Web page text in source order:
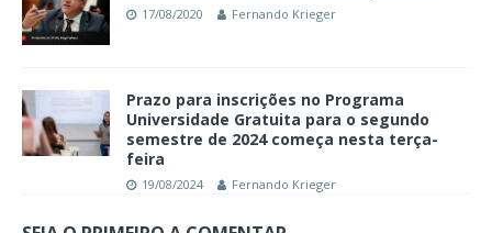
17/08/2020 Fernando Krieger
Prazo para inscrições no Programa
Universidade Gratuita para o segundo
semestre de 2024 começa nesta terça-
feira
19/08/2024 Fernando Krieger